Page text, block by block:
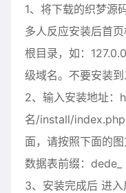
1、将下载的织梦源
多人反应安装后首
根目录，如：
级域名。不要安装到
2、输入安装地址
名/install/index.php
面，请按照下面的图
数据表前缀：dede_
3、安装完成后 进